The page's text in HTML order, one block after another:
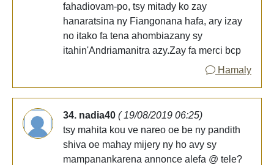
fahadiovam-po, tsy mitady ko zay
hanaratsina ny Fiangonana hafa, ary izay
no itako fa tena ahombiazany sy
itahin'Andriamanitra azy.Zay fa merci bcp
Hamaly
34. nadia40 ( 19/08/2019 06:25)
tsy mahita kou ve nareo oe be ny pandith
shiva oe mahay mijery ny ho avy sy
mampanankarena annonce alefa @ tele?